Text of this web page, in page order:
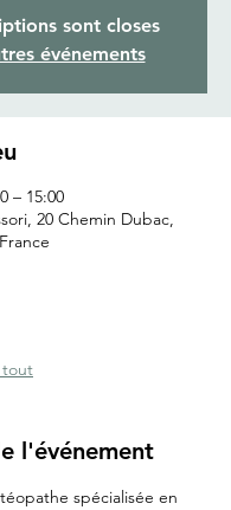
sont closes
événements
– 15:00
20 Chemin Dubac,
tout
l'événement
spécialisée en